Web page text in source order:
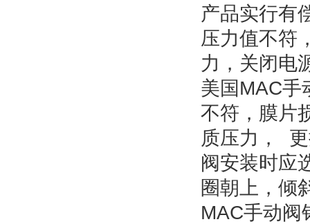
产品实行有
压力值不符
力，关闭电
美国MAC手
不符，膜片
质压力，
阀安装时应
圈朝上，倾
MAC手动阀